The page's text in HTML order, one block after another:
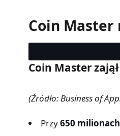
Coin
Coin Master
(Źródło: Business of
Przy650